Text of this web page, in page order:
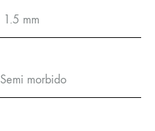
1.5 mm
Semi morbido